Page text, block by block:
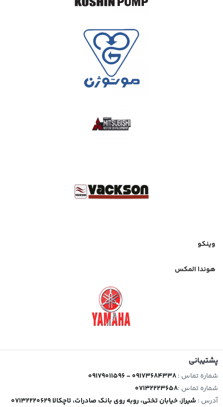
وینکو
هوندا المکس
پشتیبانی
شماره تماس :09179011596 - 09173684338
شماره تماس :07132223658
آدرس :شیراز، خیابان تختی، روبه روی بانک صادرات، تاچکالا 07132220629